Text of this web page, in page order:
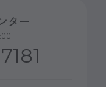
ター